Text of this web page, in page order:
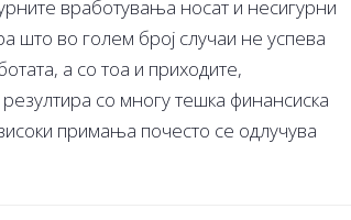
вработувања носат и несигурни
што во голем број случаи не успева
а со тоа и приходите,
со многу тешка финансиска
примања почесто се одлучува